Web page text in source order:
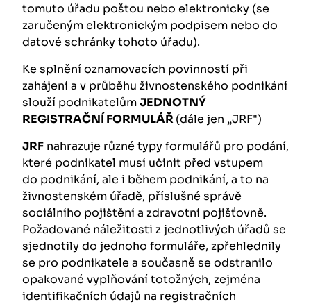
tomuto úřadu poštou nebo elektronicky (se
zaručeným elektronickým podpisem nebo do
datové schránky tohoto úřadu).
Ke splnění oznamovacích povinností při
zahájení a v průběhu živnostenského podnikání
slouží podnikatelůmJEDNOTNÝ
REGISTRAČNÍ FORMULÁŘ(dále jen „JRF")
JRF nahrazuje různé typy formulářů pro podání,
které podnikatel musí učinit před vstupem
do podnikání, ale i během podnikání, a to na
živnostenském úřadě, příslušné správě
sociálního pojištění a zdravotní pojišťovně.
Požadované náležitosti z jednotlivých úřadů se
sjednotily do jednoho formuláře, zpřehlednily
se pro podnikatele a současně se odstranilo
opakované vyplňování totožných, zejména
identifikačních údajů na registračních